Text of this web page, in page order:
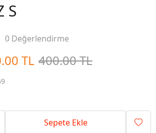
S
0 Değerlendirme
TL 400.00 TL
Sepete Ekle